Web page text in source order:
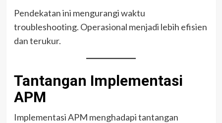
Pendekatan ini mengurangi waktu
troubleshooting. Operasional menjadi lebih efisien
dan terukur.
Tantangan Implementasi
APM
Implementasi APM menghadapi tantangan